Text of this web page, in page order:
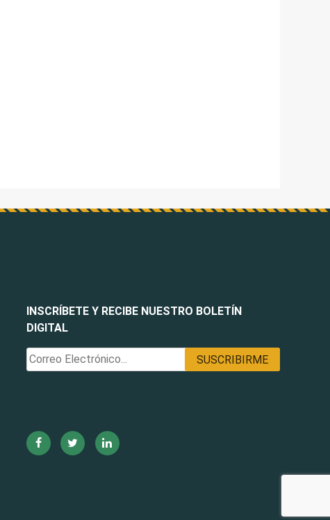
INSCRÍBETE Y RECIBE NUESTRO BOLETÍN
DIGITAL